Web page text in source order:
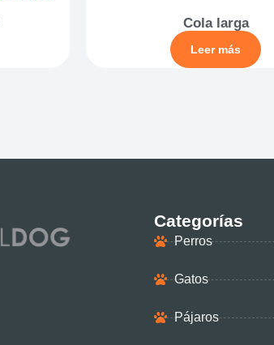
Cola larga
Leer más
Categorías
Perros
Gatos
Pájaros